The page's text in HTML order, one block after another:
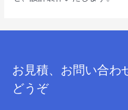
お見積、お問い合わ
どうぞ